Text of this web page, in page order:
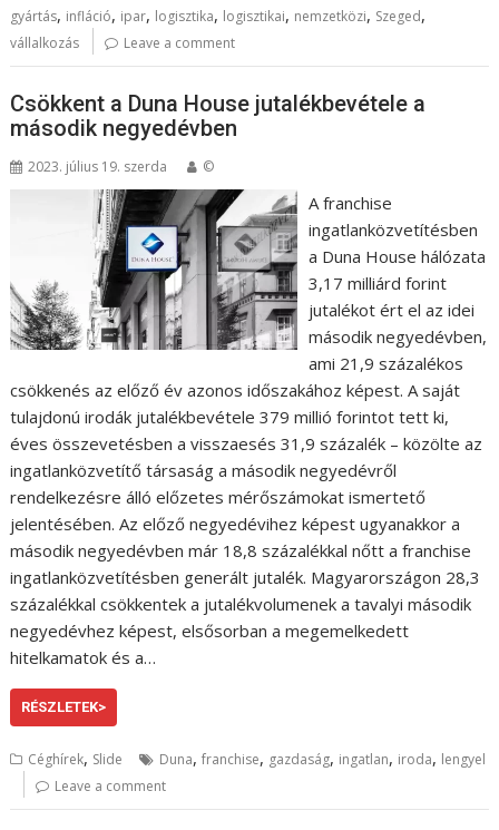
gyártás, infláció, ipar, logisztika, logisztikai, nemzetközi, Szeged,
vállalkozás Leave a comment
Csökkent a Duna House jutalékbevétele a
második negyedévben
2023. július 19. szerda ©
A franchise
ingatlanközvetítésben
a Duna House hálózata
3,17 milliárd forint
jutalékot ért el az idei
második negyedévben,
ami 21,9 százalékos
csökkenés az előző év azonos időszakához képest. A saját
tulajdonú irodák jutalékbevétele 379 millió forintot tett ki,
éves összevetésben a visszaesés 31,9 százalék – közölte az
ingatlanközvetítő társaság a második negyedévről
rendelkezésre álló előzetes mérőszámokat ismertető
jelentésében. Az előző negyedévihez képest ugyanakkor a
második negyedévben már 18,8 százalékkal nőtt a franchise
ingatlanközvetítésben generált jutalék. Magyarországon 28,3
százalékkal csökkentek a jutalékvolumenek a tavalyi második
negyedévhez képest, elsősorban a megemelkedett
hitelkamatok és a…
RÉSZLETEK>
Céghírek, Slide Duna,franchise, gazdaság, ingatlan, iroda, lengyel
Leave a comment